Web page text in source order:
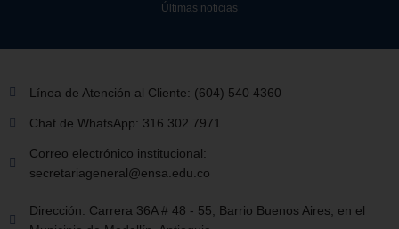
Últimas noticias
Línea de Atención al Cliente: (604) 540 4360
Chat de WhatsApp: 316 302 7971
Correo electrónico institucional:
secretariageneral@ensa.edu.co
Dirección: Carrera 36A # 48 - 55, Barrio Buenos Aires, en el